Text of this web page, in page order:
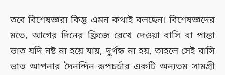
তবে বিশেষজ্ঞরা কিন্তু এমন কথাই বলছেন। বিশেষজ্ঞদের
মতে, আগের দিনের ফ্রিজে রেখে দেওয়া বাসি বা পান্তা
ভাত যদি নষ্ট না হয়ে যায়, দুর্গন্ধ না হয়, তাহলে সেই বাসি
ভাত আপনার দৈনন্দিন রূপচর্চার একটি অন্যতম সামগ্রী